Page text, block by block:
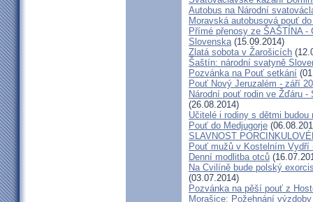
Autobus na Národní
Moravská autobusová pouť
Přímé přenosy ze ŠAŠTÍNA -
Slovenska(15.09.2014)
Zlatá sobota v Žarošicích
Šaštín: národní svatyně
Pozvánka na Pouť setkání
Pouť Nový Jeruzalém - září
Národní pouť rodin ve Žďáru
(26.08.2014)
Učitelé i rodiny s dětmi
Pouť do Medjugorje
SLAVNOST
Pouť mužů v Kostelním Vydří
Denní modlitba otců
Na Cvilíně bude polský
(03.07.2014)
Pozvánka na pěší pouť z
Morašice: Požehnání